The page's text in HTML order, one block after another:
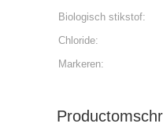
Biologisch stikstof:
Chloride:
Markeren: